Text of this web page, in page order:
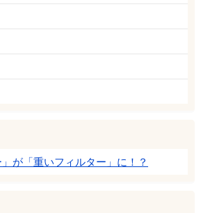
」が「重いフィルター」に！？